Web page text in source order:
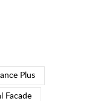
Plus
Faсade